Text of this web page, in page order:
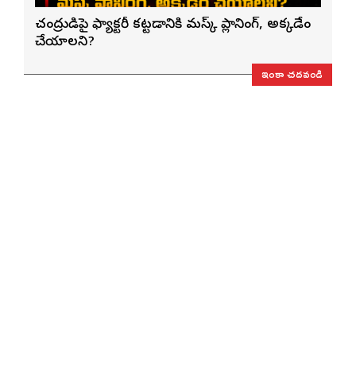
చంద్రుడిపై ఫ్యాక్టరీ కట్టడానికి మస్క్ ప్లానింగ్, అక్కడేం
చేయాలని?
ఇంకా చదవండి